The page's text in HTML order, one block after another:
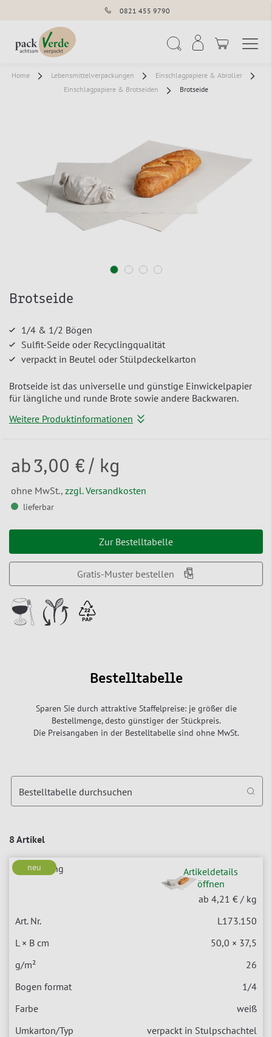
0821 455 9790
Home Lebensmittelverpackungen
Einschlagpapiere & Abroller
Einschlagpapiere & Brotseiden
Brotseide
Brotseide
1/4 & 1/2 Bögen
Sulfit-Seide oder Recyclingqualität
verpackt in Beutel oder Stülpdeckelkarton
Brotseide ist das universelle und günstige Einwickelpapier
für längliche und runde Brote sowie andere Backwaren.
Weitere Produktinformationen
ab3,00 € / kg
ohne MwSt., zzgl. Versandkosten
lieferbar
Zur Bestelltabelle
Gratis-Muster bestellen
Bestelltabelle
Sparen Sie durch attraktive Staffelpreise: je größer die
Bestellmenge, desto günstiger der Stückpreis.
Die Preisangaben in der Bestelltabelle sind ohne MwSt.
8 Artikel
Bestelltabelle durchsuchen
Artikeldetails
öffnen
ab 4,21 € / kg
L173.150
50,0 × 37,5
26
1/4
weiß
verpackt in Stulpschachtel
neu